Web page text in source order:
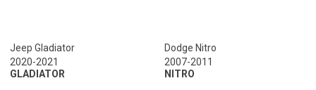
Jeep Gladiator
2020-2021
GLADIATOR
Dodge Nitro
2007-2011
NITRO